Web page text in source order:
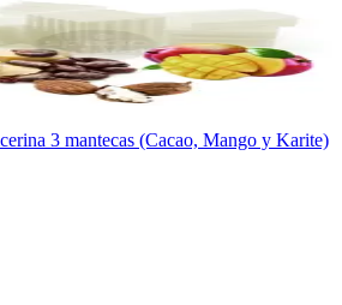
3 mantecas (Cacao, Mango y Karite)